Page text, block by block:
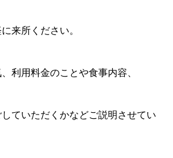
来所ください。
利用料金のことや食事内容、
ていただくかなどご説明させてい